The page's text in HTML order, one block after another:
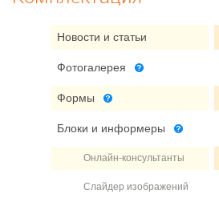
Новости и статьи
Фотогалерея
Формы
Блоки и информеры
Онлайн-консультанты
Слайдер изображений